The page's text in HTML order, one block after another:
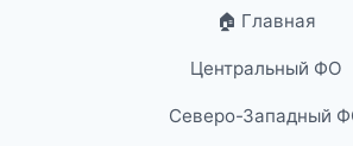
🏠 Главная
Центральный ФО
Северо-Западный